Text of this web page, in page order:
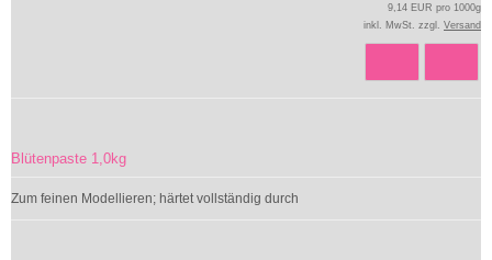
9,14 EUR pro 1000g
inkl. MwSt. zzgl. Versand
Blütenpaste 1,0kg
Zum feinen Modellieren; härtet vollständig durch